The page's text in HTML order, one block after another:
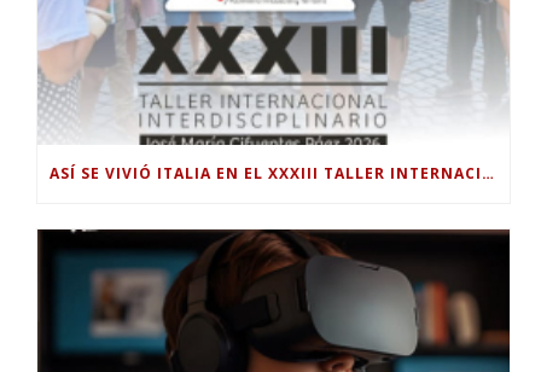
ASÍ SE VIVIÓ ITALIA EN EL XXXIII TALLER INTERNACIONAL INTERDISCIPLINAR